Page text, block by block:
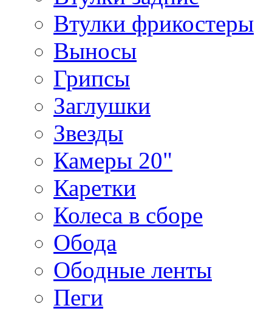
Втулки фрикостеры
Выносы
Грипсы
Заглушки
Звезды
Камеры 20"
Каретки
Колеса в сборе
Обода
Ободные ленты
Пеги